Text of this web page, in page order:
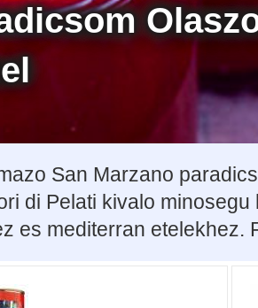
San Marzano
di Pelati kivalo
es mediterran etelekhez.